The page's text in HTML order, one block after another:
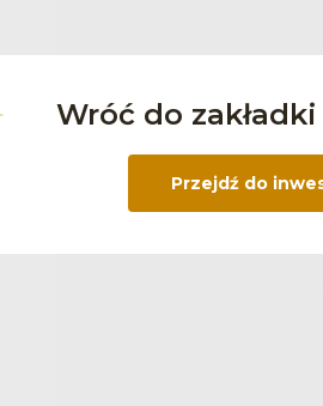
Wróć do
Przejdź do